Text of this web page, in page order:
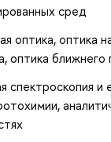
сред
оптика, оптика
оптика ближнего
спектроскопия и